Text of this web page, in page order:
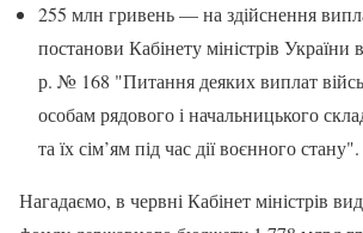
255 млн гривень — на здійснення
постанови Кабінету міністрів України
р. № 168 "Питання деяких виплат
особам рядового і начальницького
та їх сім’ям під час дії воєнного стану".
Нагадаємо, в червні Кабінет міністрів